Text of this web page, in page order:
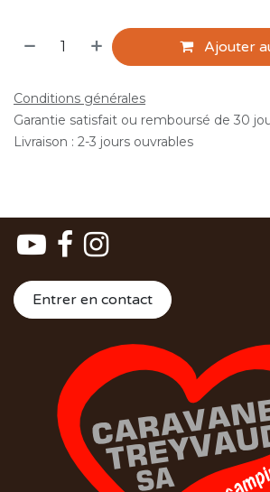
Ajouter
Conditions générales
Garantie satisfait ou remboursé de 30
Livraison : 2-3 jours ouvrables
Entrer en contact